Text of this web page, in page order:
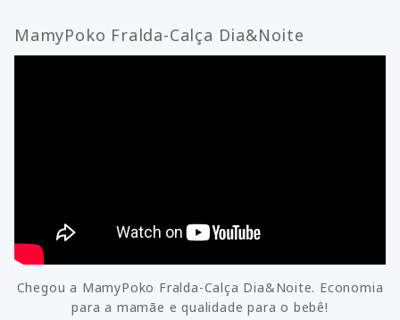
MamyPoko Fralda-Calça Dia&Noite
Chegou a MamyPoko Fralda-Calça Dia&Noite. Economia
para a mamãe e qualidade para o bebê!